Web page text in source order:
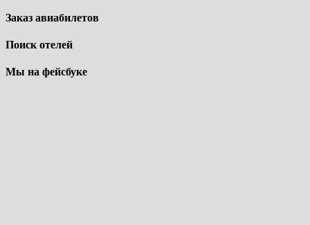
Заказ авиабилетов
Поиск отелей
Мы на фейсбуке